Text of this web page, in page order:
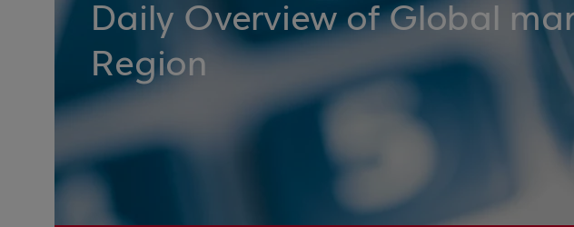
Daily Overview of Global
Region